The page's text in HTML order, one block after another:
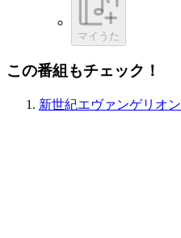
マイうた
この番組もチェック！
新世紀エヴァンゲリオン